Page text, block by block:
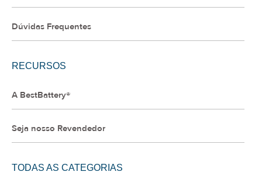
Dúvidas Frequentes
RECURSOS
A BestBattery®
Seja nosso Revendedor
TODAS AS CATEGORIAS